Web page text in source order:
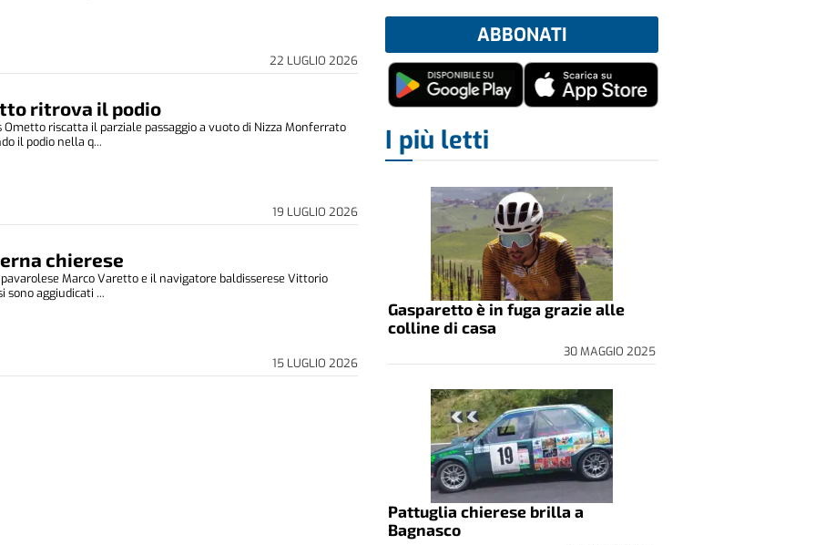
22 LUGLIO 2026
ritrova il podio
19 LUGLIO 2026
Ometto riscatta il parziale passaggio a vuoto di Nizza Monferrato
il podio nella q...
chierese
15 LUGLIO 2026
Marco Varetto e il navigatore baldisserese Vittorio
sono aggiudicati ...
ABBONATI
I più letti
Gasparetto è in fuga grazie alle
colline di casa
30 MAGGIO 2025
Pattuglia chierese brilla a
Bagnasco